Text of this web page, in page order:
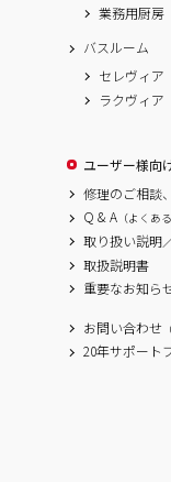
業務用厨房
バスルーム
セレヴィア
ラクヴィア
ユーザー様向
修理のご相談
Q & A （よくあ
取り扱い説明
取扱説明書
重要なお知ら
お問い合わせ
20年サポート